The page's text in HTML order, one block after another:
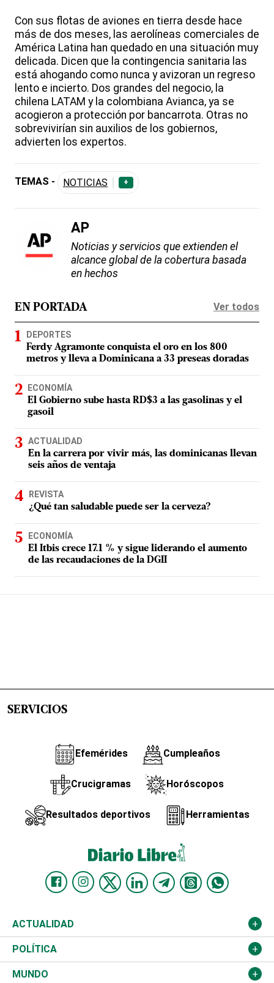
Con sus flotas de aviones en tierra desde hace
más de dos meses, las aerolíneas comerciales de
América Latina han quedado en una situación muy
delicada. Dicen que la contingencia sanitaria las
está ahogando como nunca y avizoran un regreso
lento e incierto. Dos grandes del negocio, la
chilena LATAM y la colombiana Avianca, ya se
acogieron a protección por bancarrota. Otras no
sobrevivirían sin auxilios de los gobiernos,
advierten los expertos.
TEMAS - NOTICIAS +
AP
Noticias y servicios que extienden el
alcance global de la cobertura basada
en hechos
EN PORTADA Ver todos
DEPORTES
Ferdy Agramonte conquista el oro en los 800
metros y lleva a Dominicana a 33 preseas doradas
ECONOMÍA
El Gobierno sube hasta RD$3 a las gasolinas y el
gasoil
ACTUALIDAD
En la carrera por vivir más, las dominicanas llevan
seis años de ventaja
REVISTA
¿Qué tan saludable puede ser la cerveza?
ECONOMÍA
El Itbis crece 17.1 % y sigue liderando el aumento
de las recaudaciones de la DGII
SERVICIOS
Efemérides Cumpleaños
Crucigramas Horóscopos
Resultados deportivos Herramientas
ACTUALIDAD
Nacional
Ciudad
POLÍTICA
Partidos
MUNDO